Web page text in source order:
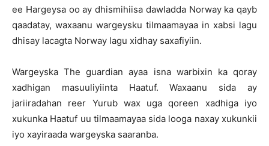
ee Hargeysa oo ay dhismihiisa dawladda Norway ka qayb
qaadatay, waxaanu wargeysku tilmaamayaa in xabsi lagu
dhisay lacagta Norway lagu xidhay saxafiyiin.
Wargeyska The guardian ayaa isna warbixin ka qoray
xadhigan masuuliyiinta Haatuf. Waxaanu sida ay
jariiradahan reer Yurub wax uga qoreen xadhiga iyo
xukunka Haatuf uu tilmaamayaa sida looga naxay xukunkii
iyo xayiraada wargeyska saaranba.